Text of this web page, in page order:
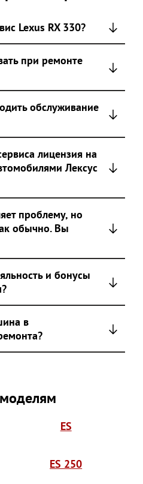
Lexus RX 330?
при ремонте
обслуживание
лицензия на
Лексус
проблему, но
обычно. Вы
и бонусы
в
ES
ES 250